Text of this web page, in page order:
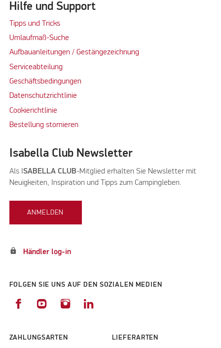
Hilfe und Support
Tipps und Tricks
Umlaufmaß-Suche
Aufbauanleitungen / Gestängezeichnung
Serviceabteilung
Geschäftsbedingungen
Datenschutzrichtlinie
Cookierichtlinie
Bestellung stornieren
Isabella Club Newsletter
Als I SABELLA CLUB-Mitglied erhalten Sie Newsletter mit
Neuigkeiten, Inspiration und Tipps zum Campingleben.
ANMELDEN
lock Händler log-in
FOLGEN SIE UNS AUF DEN SOZIALEN MEDIEN
ZAHLUNGSARTEN LIEFERARTEN